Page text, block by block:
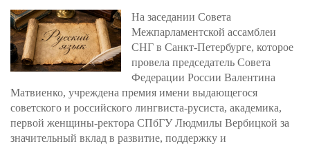
На заседании Совета
Межпарламентской ассамблеи
СНГ в Санкт-Петербурге, которое
провела председатель Совета
Федерации России Валентина
Матвиенко, учреждена премия имени выдающегося
советского и российского лингвиста-русиста, академика,
первой женщины-ректора СПбГУ Людмилы Вербицкой за
значительный вклад в развитие, поддержку и